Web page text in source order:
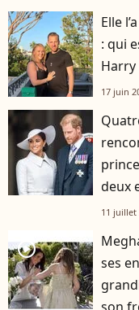
Elle
: qui
Harry
17 juin
deux
11 juillet
player2
ses